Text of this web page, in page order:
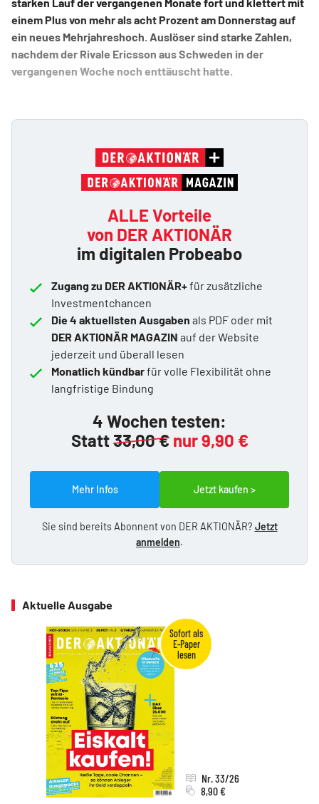
einem Plus von mehr als acht Prozent am Donnerstag auf
ein neues Mehrjahreshoch. Auslöser sind starke Zahlen,
nachdem der Rivale Ericsson aus Schweden in der
vergangenen Woche noch enttäuscht hatte.
ALLE Vorteile
von DER AKTIONÄR
im digitalen Probeabo
Zugang zu DER AKTIONÄR+für zusätzliche
Investmentchancen
Die 4 aktuellsten Ausgaben als PDF oder mit
DER AKTIONÄR MAGAZIN auf der Website
jederzeit und überall lesen
Monatlich kündbarfür volle Flexibilität ohne
langfristige Bindung
4 Wochen testen:
Statt33,00 € nur 9,90 €
Mehr Infos Jetzt kaufen >
Sie sind bereits Abonnent von DER AKTIONÄR? Jetzt
anmelden.
Aktuelle Ausgabe
Nr. 33/26
8,90 €